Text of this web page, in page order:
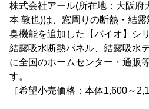
株式会社アール(所在地：大阪府
本 敦也)は、窓周りの断熱・結
臭機能を追加した【バイオ】シ
結露吸水断熱パネル、結露吸水
に全国のホームセンター・通販
す。
［希望小売価格：本体1,600～